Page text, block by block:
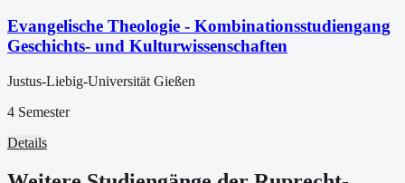
Evangelische Theologie - Kombinationsstudiengang
Geschichts- und Kulturwissenschaften
Justus-Liebig-Universität Gießen
4 Semester
Details